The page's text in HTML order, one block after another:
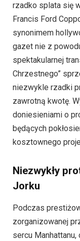
rzadko splata się
Francis Ford
synonimem
gazet nie z
spektakularnej
Chrzestnego”
niezwykle rzadki
zawrotną kwotę.
doniesieniami o
będących
kosztownego
Niezwykły
Jorku
Podczas
zorganizowanej
sercu